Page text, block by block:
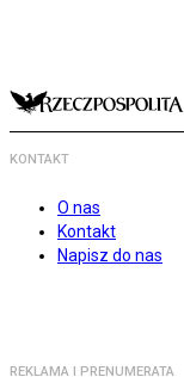
KONTAKT
O nas
Kontakt
Napisz do nas
REKLAMA I PRENUMERATA